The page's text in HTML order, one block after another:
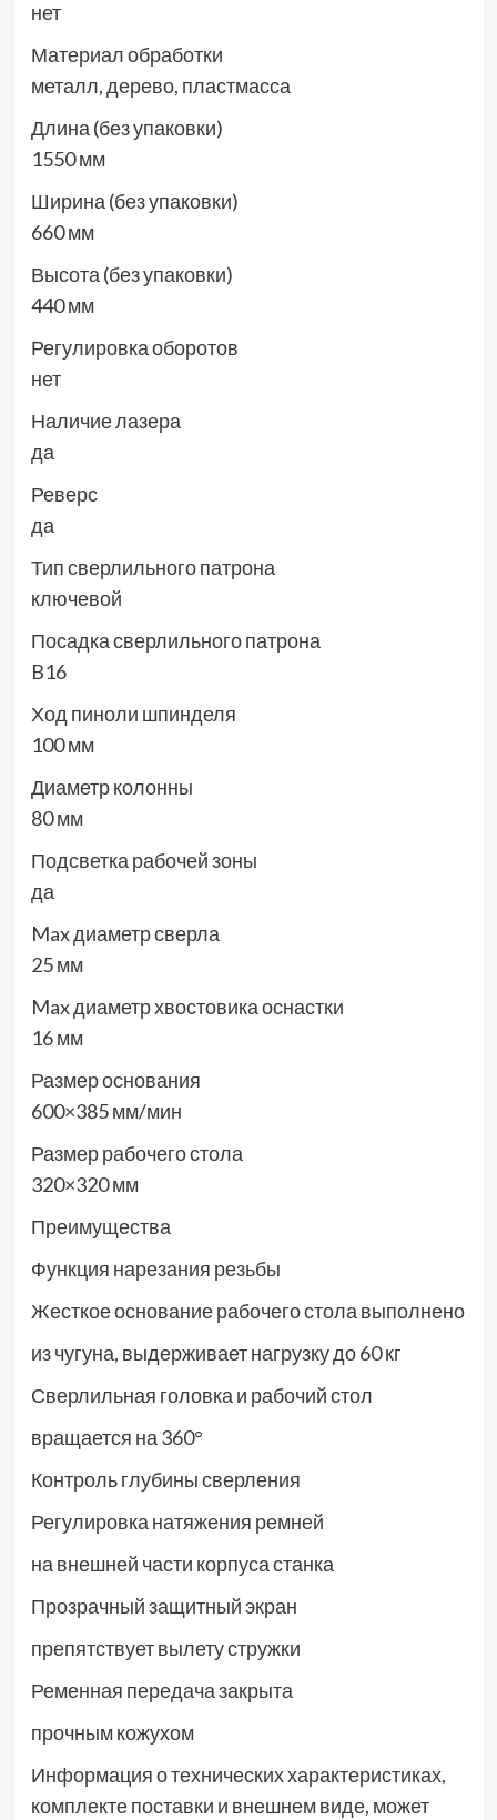
нет
Материал обработки
металл, дерево, пластмасса
Длина (без упаковки)
1550 мм
Ширина (без упаковки)
660 мм
Высота (без упаковки)
440 мм
Регулировка оборотов
нет
Наличие лазера
да
Реверс
да
Тип сверлильного патрона
ключевой
Посадка сверлильного патрона
B16
Ход пиноли шпинделя
100 мм
Диаметр колонны
80 мм
Подсветка рабочей зоны
да
Max диаметр сверла
25 мм
Max диаметр хвостовика оснастки
16 мм
Размер основания
600×385 мм/мин
Размер рабочего стола
320×320 мм
Преимущества
Функция нарезания резьбы
Жесткое основание рабочего стола выполнено
из чугуна, выдерживает нагрузку до 60 кг
Сверлильная головка и рабочий стол
вращается на 360°
Контроль глубины сверления
Регулировка натяжения ремней
на внешней части корпуса станка
Прозрачный защитный экран
препятствует вылету стружки
Ременная передача закрыта
прочным кожухом
Информация о технических характеристиках,
комплекте поставки и внешнем виде, может